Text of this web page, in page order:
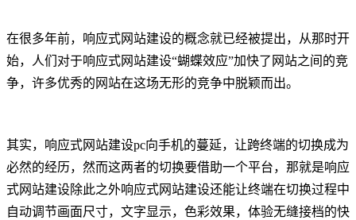
在很多年前，响应式网站建设的概念就已经被提出，从那时开
始，人们对于响应式网站建设“蝴蝶效应”加快了网站之间的竞
争，许多优秀的网站在这场无形的竞争中脱颖而出。
其实，响应式网站建设pc向手机的蔓延，让跨终端的切换成为
必然的经历，然而这两者的切换要借助一个平台，那就是响应
式网站建设除此之外响应式网站建设还能让终端在切换过程中
自动调节画面尺寸，文字显示，色彩效果，体验无缝接档的快